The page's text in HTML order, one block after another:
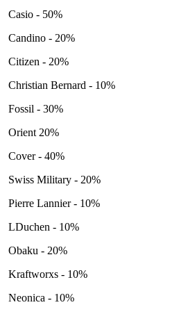
Casio - 50%
Candino - 20%
Citizen - 20%
Christian Bernard - 10%
Fossil - 30%
Orient 20%
Cover - 40%
Swiss Military - 20%
Pierre Lannier - 10%
LDuchen - 10%
Obaku - 20%
Kraftworxs - 10%
Neonica - 10%